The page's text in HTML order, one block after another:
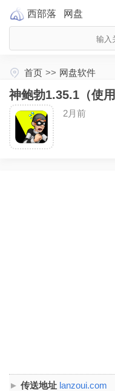
西部落 网盘
首页 >> 网盘软件
神鲍勃1.35.1（使
2月前
传送地址 lanzoui.com